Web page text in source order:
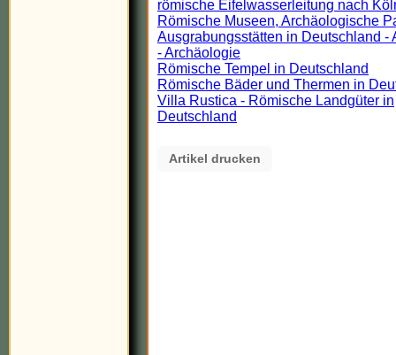
römische Eifelwasserleitung nach
Römische Museen, Archäologische
Ausgrabungsstätten in Deutschland -
- Archäologie
Römische Tempel in Deutschland
Römische Bäder und Thermen in
Villa Rustica - Römische Landgüter in
Deutschland
Artikel drucken